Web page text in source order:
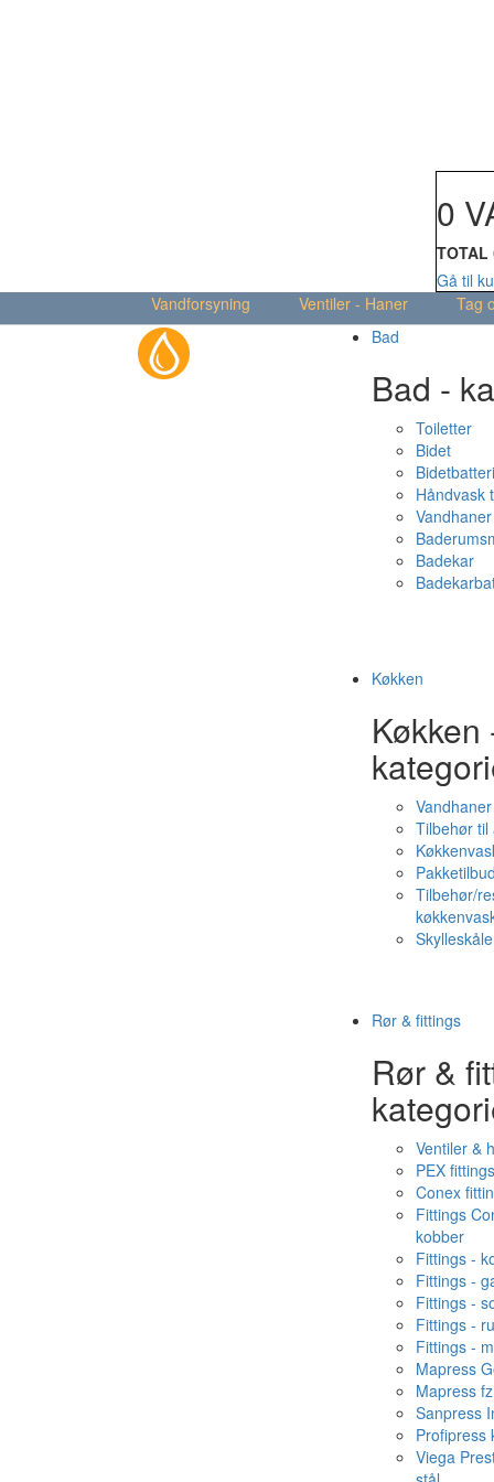
0
TOTAL
Gå til
Vandforsyning
Ventiler - Haner Tag
Bad
Bad -
Toiletter
Bidet
Håndvask
Badekar
Køkken
Køkken
Vandhaner
Tilbehør
Tilbehør/
Rør & fittings
Rør &
Ventiler &
PEX fittings
Conex
Fittings
kobber
Fittings -
Fittings -
Fittings -
Fittings -
Fittings -
Mapress
Mapress fz
Sanpress
Profipress
Viega